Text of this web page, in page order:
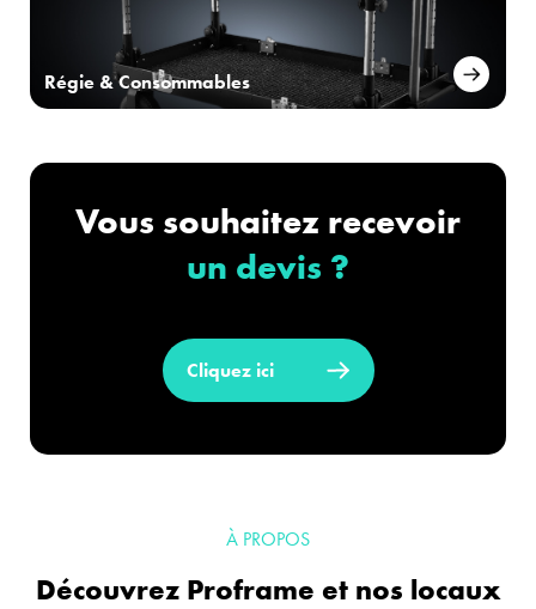
Régie & Consommables
Vous souhaitez recevoir
un devis ?
Cliquez ici
À PROPOS
Découvrez Proframe et nos locaux